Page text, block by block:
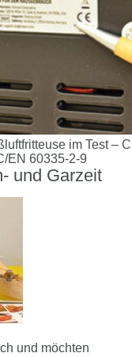
im Test –
EN 60335-2-9
und Garzeit
und möchten